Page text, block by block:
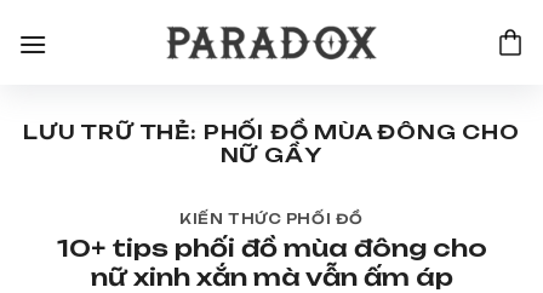
qua
LƯU TRỮ THẺ: PHỐI ĐỒ MÙA ĐÔNG CHO
NỮ GẦY
KIẾN THỨC PHỐI ĐỒ
10+ tips phối đồ mùa đông cho
nữ xinh xắn mà vẫn ấm áp